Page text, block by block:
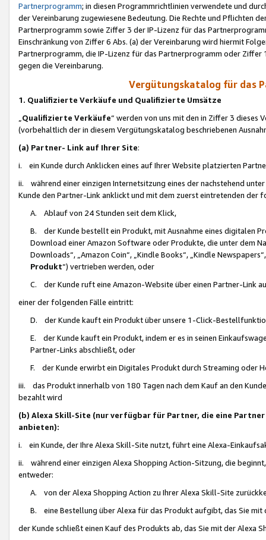
Partnerprogramm; in diesen Programmrichtlinien verwendete und
der Vereinbarung zugewiesene Bedeutung. Die Rechte und Pflichten
Partnerprogramm sowie Ziffer 3 der IP-Lizenz für das
Einschränkung von Ziffer 6 Abs. (a) der Vereinbarung wird hiermit
Partnerprogramm, die IP-Lizenz für das Partnerprogramm oder
gegen die Vereinbarung.
Vergütungskatalog für das
1. Qualifizierte Verkäufe und Qualifizierte Umsätze
Qualifizierte Verkäufe“ werden von uns mit den in Ziffer 3
(vorbehaltlich der in diesem Vergütungskatalog beschriebenen
(a) Partner- Link auf Ihrer Site:
i. ein Kunde durch Anklicken eines auf Ihrer Website platzierten
ii. während einer einzigen Internetsitzung eines der nachstehend
Kunde den Partner-Link anklickt und mit dem zuerst eintretenden der
A. Ablauf von 24 Stunden seit dem Klick,
B. der Kunde bestellt ein Produkt, mit Ausnahme eines digitalen
Download einer Amazon Software oder Produkte, die unter dem
Downloads“, „Amazon Coin“, „Kindle Books“, „Kindle
Produkt“) vertrieben werden, oder
C. der Kunde ruft eine Amazon-Website über einen Partner-Link
einer der folgenden Fälle eintritt:
D. der Kunde kauft ein Produkt über unsere 1-Click-
E. der Kunde kauft ein Produkt, indem er es in seinen
Partner-Links abschließt, oder
F. der Kunde erwirbt ein Digitales Produkt durch Streaming oder
iii. das Produkt innerhalb von 180 Tagen nach dem Kauf an den
bezahlt wird
(b) Alexa Skill-Site (nur verfügbar für Partner, die eine
anbieten):
i. ein Kunde, der Ihre Alexa Skill-Site nutzt, führt eine Alexa-
ii. während einer einzigen Alexa Shopping Action-Sitzung, die
entweder:
A. von der Alexa Shopping Action zu Ihrer Alexa Skill-Site
B. eine Bestellung über Alexa für das Produkt aufgibt, das Sie mit
der Kunde schließt einen Kauf des Produkts ab, das Sie mit der Alexa